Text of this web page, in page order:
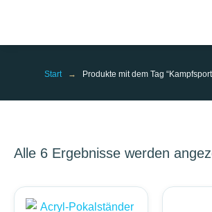
Start → Produkte mit dem Tag
Alle 6 Ergebnisse werden